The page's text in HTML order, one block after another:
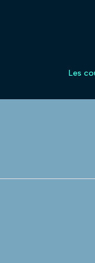
Les